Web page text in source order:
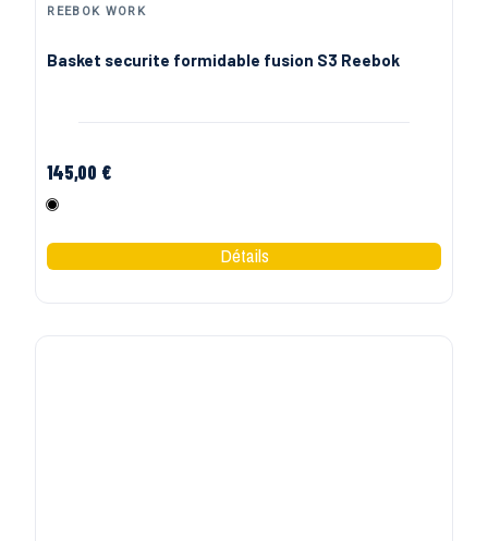
REEBOK WORK
Basket securite formidable fusion S3 Reebok
145,00 €
Noir